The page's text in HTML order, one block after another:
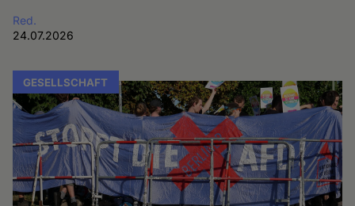
Red.
24.07.2026
GESELLSCHAFT